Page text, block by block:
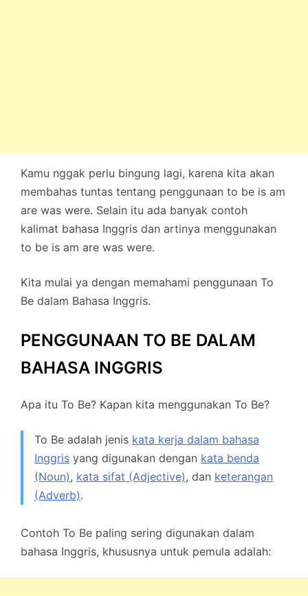
Kamu nggak perlu bingung lagi, karena kita akan
membahas tuntas tentang penggunaan to be is am
are was were. Selain itu ada banyak contoh
kalimat bahasa Inggris dan artinya menggunakan
to be is am are was were.
Kita mulai ya dengan memahami penggunaan To
Be dalam Bahasa Inggris.
PENGGUNAAN TO BE DALAM
BAHASA INGGRIS
Apa itu To Be? Kapan kita menggunakan To Be?
To Be adalah jenis kata kerja dalam bahasa
Inggris yang digunakan dengan kata benda
(Noun), kata sifat (Adjective), dan keterangan
(Adverb).
Contoh To Be paling sering digunakan dalam
bahasa Inggris, khususnya untuk pemula adalah: